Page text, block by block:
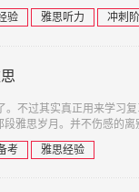
验 雅思听力 冲刺
。不过其实真正用来学习
雅思岁月。并不伤感的
考 雅思经验